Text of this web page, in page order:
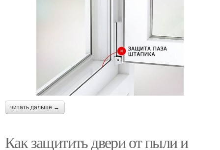
читать дальше →
Как защитить двери от пыли и